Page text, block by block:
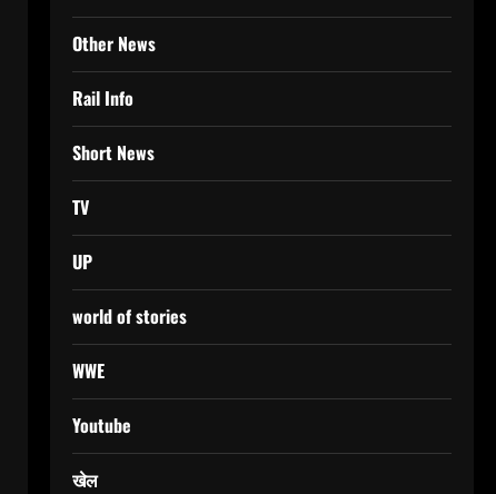
Other News
Rail Info
Short News
TV
UP
world of stories
WWE
Youtube
खेल